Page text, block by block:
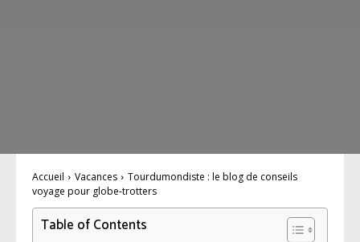
Accueil Vacances
Tourdumondiste : le blog de conseils
voyage pour globe-trotters
Table of Contents